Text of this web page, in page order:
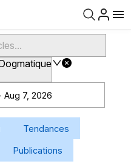
Aug 7, 2026
Tendances
Publications